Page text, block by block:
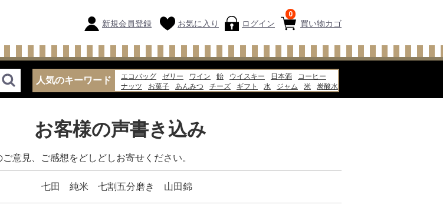
買い物カゴ
0
新規会員登録 お気に入り ログイン
人気のキーワード エコバッグ ゼリー ワイン 飴 ウイスキー 日本酒
コーヒー
ナッツ
お菓子 あんみつ チーズ ギフト 水 ジャム 米
炭酸水
お客様の声書き込み
意見、ご感想をどしどしお寄せください。
七田 純米 七割五分磨き 山田錦